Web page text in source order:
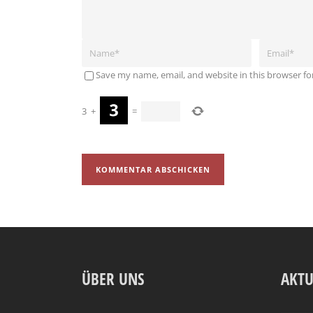
Save my name, email, and website in this browser
3 + =
ÜBER UNS